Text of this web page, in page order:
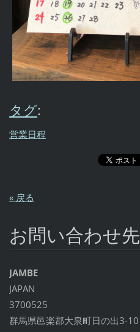
タグ:
営業日程
« 戻る
お問い合わせ先
JAMBE
JAPAN
3700525
群馬県邑楽郡大泉町日の出3-10